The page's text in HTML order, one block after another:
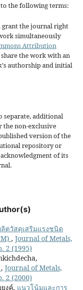
the following terms:
the journal right
simultaneously
Attribution
the work with an
authorship and initial
separate, additional
the non-exclusive
version of the
repository or
of its
ตวัสดุเสริมแรงชนิด
, Journal of Metals,
2 (1995)
, Journal of Metals,
2 (2000)
งค์, แนวโน้มและการ